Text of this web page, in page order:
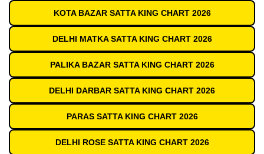
KOTA BAZAR SATTA KING CHART 2026
DELHI MATKA SATTA KING CHART 2026
PALIKA BAZAR SATTA KING CHART 2026
DELHI DARBAR SATTA KING CHART 2026
PARAS SATTA KING CHART 2026
DELHI ROSE SATTA KING CHART 2026